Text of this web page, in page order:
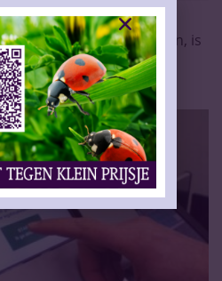
– Dat alcohol en
combinatie vormen, is